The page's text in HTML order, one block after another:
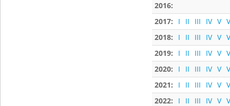
2016:
2017:
I II III IV V
2018:
I II III IV V
2019:
I II III IV V
2020:
I II III IV V
2021:
I II III IV V
2022:
I II III IV V